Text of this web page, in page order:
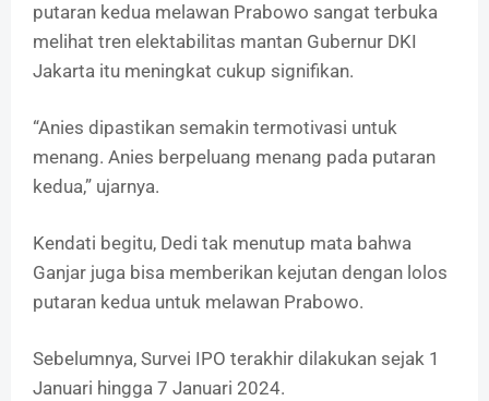
putaran kedua melawan Prabowo sangat terbuka
melihat tren elektabilitas mantan Gubernur DKI
Jakarta itu meningkat cukup signifikan.
“Anies dipastikan semakin termotivasi untuk
menang. Anies berpeluang menang pada putaran
kedua,” ujarnya.
Kendati begitu, Dedi tak menutup mata bahwa
Ganjar juga bisa memberikan kejutan dengan lolos
putaran kedua untuk melawan Prabowo.
Sebelumnya, Survei IPO terakhir dilakukan sejak 1
Januari hingga 7 Januari 2024.